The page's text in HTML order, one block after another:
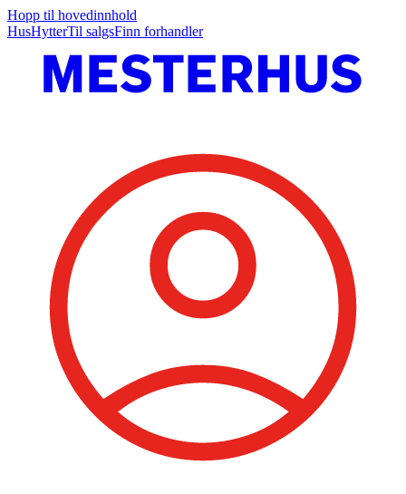
Hopp til hovedinnhold
HusHytterTil salgsFinn forhandler